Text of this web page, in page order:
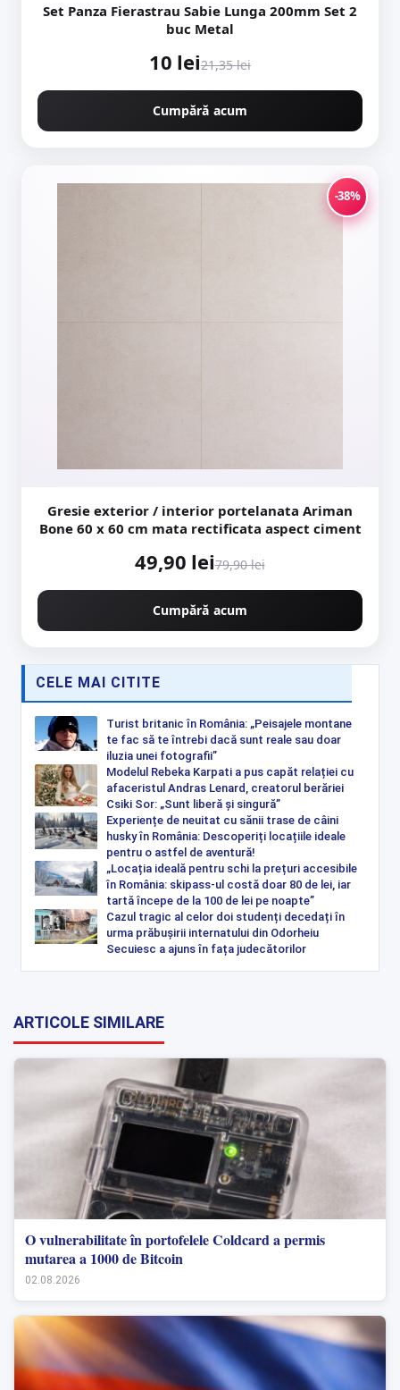
Set Panza Fierastrau Sabie Lunga 200mm Set 2
buc Metal
10 lei21,35 lei
Cumpără acum
-38%
Gresie exterior / interior portelanata Ariman
Bone 60 x 60 cm mata rectificata aspect ciment
49,90 lei79,90 lei
Cumpără acum
CELE MAI CITITE
Turist britanic în România: „Peisajele montane
te fac să te întrebi dacă sunt reale sau doar
iluzia unei fotografii”
Modelul Rebeka Karpati a pus capăt relației cu
afaceristul Andras Lenard, creatorul berăriei
Csiki Sor: „Sunt liberă și singură”
Experiențe de neuitat cu sănii trase de câini
husky în România: Descoperiți locațiile ideale
pentru o astfel de aventură!
„Locația ideală pentru schi la prețuri accesibile
în România: skipass-ul costă doar 80 de lei, iar
tartă începe de la 100 de lei pe noapte”
Cazul tragic al celor doi studenți decedați în
urma prăbușirii internatului din Odorheiu
Secuiesc a ajuns în fața judecătorilor
ARTICOLE SIMILARE
O vulnerabilitate în portofelele Coldcard a permis
mutarea a 1000 de Bitcoin
02.08.2026